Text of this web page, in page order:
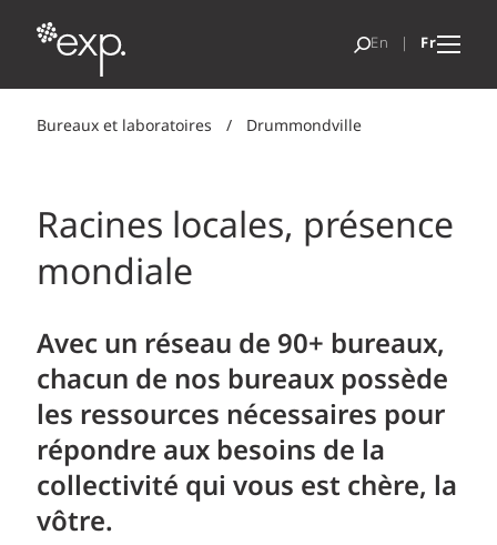
Bureaux et laboratoires / Drummondville
Racines locales, présence
mondiale
Avec un réseau de 90+ bureaux,
chacun de nos bureaux possède
les ressources nécessaires pour
répondre aux besoins de la
collectivité qui vous est chère, la
vôtre.